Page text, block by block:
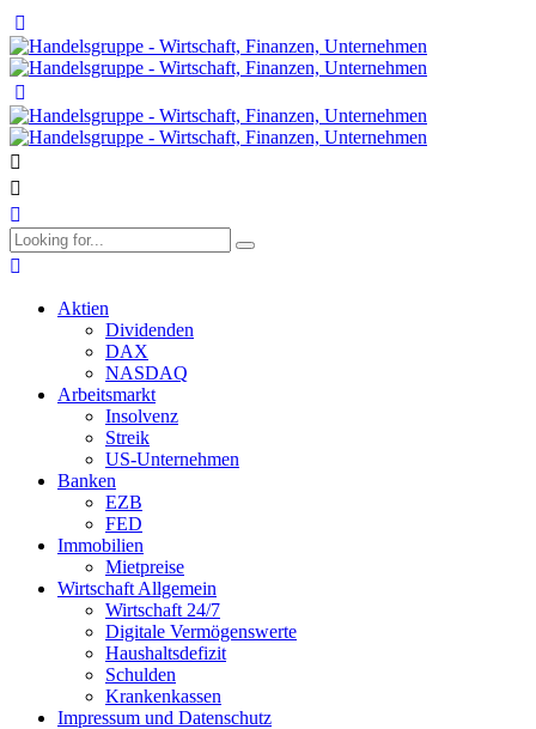
Aktien
Dividenden
DAX
NASDAQ
Arbeitsmarkt
Insolvenz
Streik
US-Unternehmen
Banken
EZB
FED
Immobilien
Mietpreise
Wirtschaft Allgemein
Wirtschaft 24/7
Digitale Vermögenswerte
Haushaltsdefizit
Schulden
Krankenkassen
Impressum und Datenschutz